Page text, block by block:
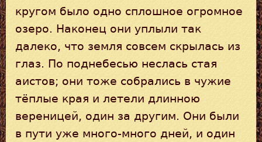
кругом было одно сплошное огромное
озеро. Наконец они уплыли так
далеко, что земля совсем скрылась из
глаз. По поднебесью неслась стая
аистов; они тоже собрались в чужие
тёплые края и летели длинною
вереницей, один за другим. Они были
в пути уже много-много дней, и один